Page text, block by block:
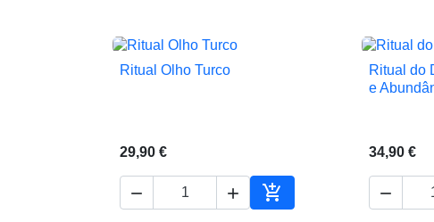
 Vista rápida
Ritual Olho Turco
29,90 €
  
Adicionar ao carrinho
Ritual do
e
34,90 €
